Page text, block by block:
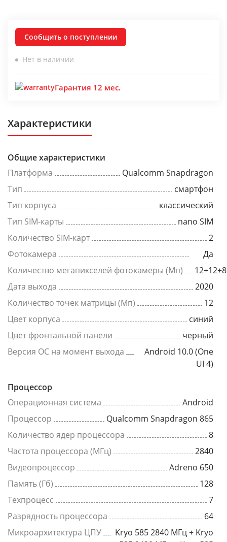
Сообщить о поступлении
Нет в наличии
Гарантия 12 мес.
Характеристики
Общие характеристики
Платформа
Qualcomm Snapdragon
Тип
смартфон
Тип корпуса
классический
Тип SIM-карты
nano SIM
Количество SIM-карт
2
Фотокамера
Да
Количество мегапикселей фотокамеры (Мп)
12+12+8
Дата выхода
2020
Количество точек матрицы (Мп)
12
Цвет корпуса
синий
Цвет фронтальной панели
черный
Версия ОС на момент выхода
Android 10.0 (One
UI 4)
Процессор
Операционная система
Android
Процессор
Qualcomm Snapdragon 865
Количество ядер процессора
8
Частота процессора (МГц)
2840
Видеопроцессор
Adreno 650
Память (Гб)
128
Техпроцесс
7
Разрядность процессора
64
Микроархитектура ЦПУ
Kryo 585 2840 МГц + Kryo